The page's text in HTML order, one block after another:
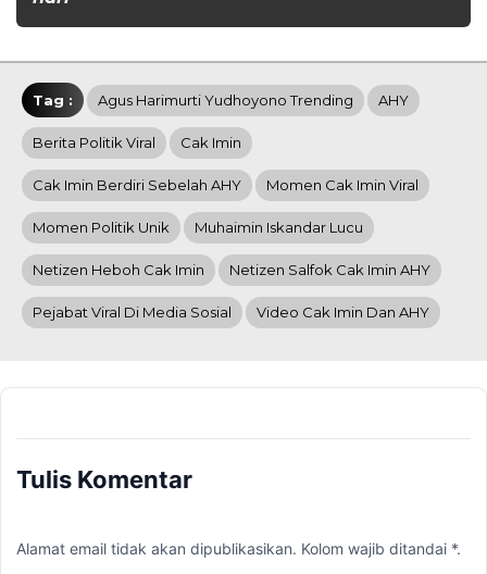
Tag : Agus Harimurti Yudhoyono Trending AHY
Berita Politik Viral Cak Imin
Cak Imin Berdiri Sebelah AHY Momen Cak Imin Viral
Momen Politik Unik Muhaimin Iskandar Lucu
Netizen Heboh Cak Imin Netizen Salfok Cak Imin AHY
Pejabat Viral Di Media Sosial Video Cak Imin Dan AHY
Tulis Komentar
Alamat email tidak akan dipublikasikan. Kolom wajib ditandai *.